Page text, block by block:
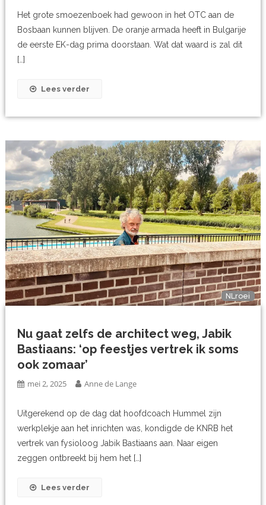
Het grote smoezenboek had gewoon in het OTC aan de
Bosbaan kunnen blijven. De oranje armada heeft in Bulgarije
de eerste EK-dag prima doorstaan. Wat dat waard is zal dit
[…]
Lees verder
NLroei
Nu gaat zelfs de architect weg, Jabik
Bastiaans: ‘op feestjes vertrek ik soms
ook zomaar’
mei 2, 2025 Anne de Lange
Uitgerekend op de dag dat hoofdcoach Hummel zijn
werkplekje aan het inrichten was, kondigde de KNRB het
vertrek van fysioloog Jabik Bastiaans aan. Naar eigen
zeggen ontbreekt bij hem het […]
Lees verder